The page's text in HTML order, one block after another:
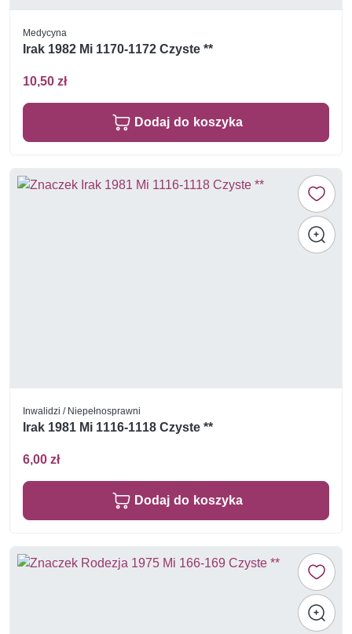
Medycyna
Irak 1982 Mi 1170-1172 Czyste **
10,50 zł
Dodaj do koszyka
Inwalidzi / Niepełnosprawni
Irak 1981 Mi 1116-1118 Czyste **
6,00 zł
Dodaj do koszyka